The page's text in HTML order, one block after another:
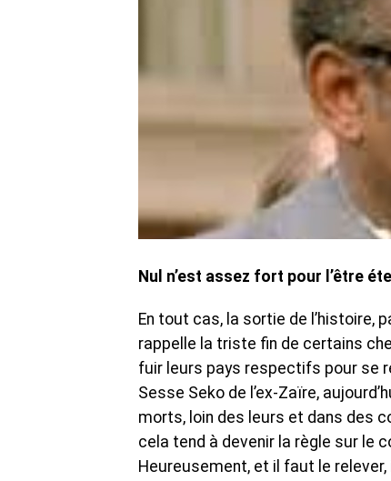
Nul n’est assez fort pour l’être
En tout cas, la sortie de l’histoire,
rappelle la triste fin de certains
fuir leurs pays respectifs pour se
Sesse Seko de l’ex-Zaïre,
morts, loin des leurs et dans des
cela tend à devenir la règle sur le
Heureusement, et il faut le